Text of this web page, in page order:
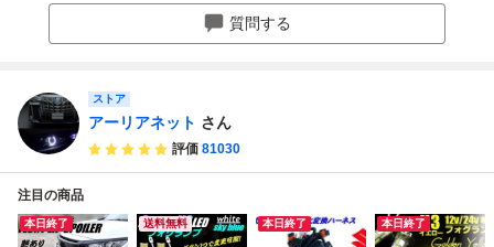
ンパーガード イン
加工 ドレスアップ
D
質問する
ストア
アーリアネット さん
評価 81030
注目の商品
本日終了 送料無料 本日終了 本日終了